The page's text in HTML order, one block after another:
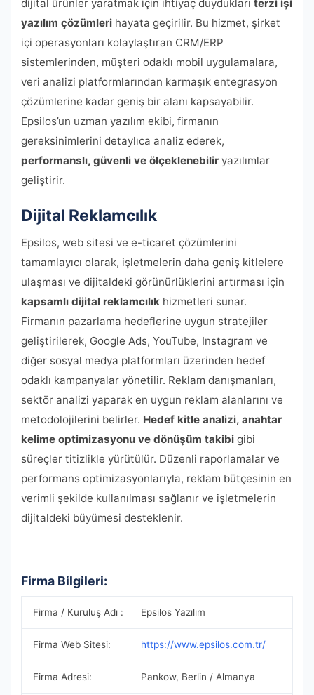
dijital ürünler yaratmak için ihtiyaç duydukları terzi işi
yazılım çözümleri hayata geçirilir. Bu hizmet, şirket
içi operasyonları kolaylaştıran CRM/ERP
sistemlerinden, müşteri odaklı mobil uygulamalara,
veri analizi platformlarından karmaşık entegrasyon
çözümlerine kadar geniş bir alanı kapsayabilir.
Epsilos’un uzman yazılım ekibi, firmanın
gereksinimlerini detaylıca analiz ederek,
performanslı, güvenli ve ölçeklenebilir yazılımlar
geliştirir.
Dijital Reklamcılık
Epsilos, web sitesi ve e-ticaret çözümlerini
tamamlayıcı olarak, işletmelerin daha geniş kitlelere
ulaşması ve dijitaldeki görünürlüklerini artırması için
kapsamlı dijital reklamcılık hizmetleri sunar.
Firmanın pazarlama hedeflerine uygun stratejiler
geliştirilerek, Google Ads, YouTube, Instagram ve
diğer sosyal medya platformları üzerinden hedef
odaklı kampanyalar yönetilir. Reklam danışmanları,
sektör analizi yaparak en uygun reklam alanlarını ve
metodolojilerini belirler. Hedef kitle analizi, anahtar
kelime optimizasyonu ve dönüşüm takibi gibi
süreçler titizlikle yürütülür. Düzenli raporlamalar ve
performans optimizasyonlarıyla, reklam bütçesinin en
verimli şekilde kullanılması sağlanır ve işletmelerin
dijitaldeki büyümesi desteklenir.
Firma Bilgileri:
Firma / Kuruluş Adı : Epsilos Yazılım
Firma Web Sitesi: https://www.epsilos.com.tr/
Firma Adresi: Pankow, Berlin / Almanya